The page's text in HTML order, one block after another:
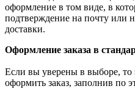
оформление в том виде, в
подтверждение на почту или
доставки.
Оформление заказа в
Если вы уверены в выборе, то
оформить заказ, заполнив по